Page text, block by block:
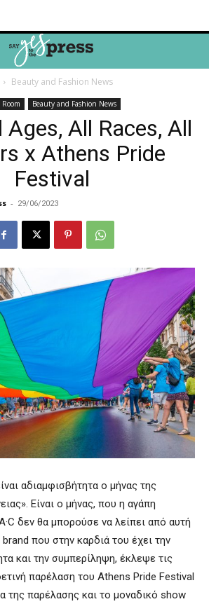
Beauty and Fashion News
Room Beauty and Fashion News
Ages, All Races, All
x Athens Pride
Festival
- 29/06/2023
αδιαμφισβήτητα ο μήνας της
Είναι ο μήνας, που η αγάπη
δεν θα μπορούσε να λείπει από αυτή
brand που στην καρδιά του έχει την
και την συμπερίληψη, έκλεψε τις
παρέλαση του Athens Pride Festival
της παρέλασης και το μοναδικό show